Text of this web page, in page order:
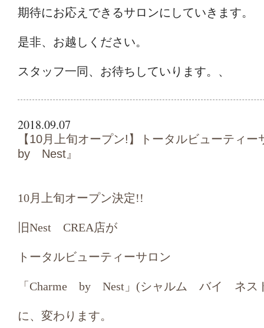
期待にお応えできるサロンにしていきます。
是非、お越しください。
スタッフ一同、お待ちしていります。、
2018.09.07
【10月上旬オープン!】トータルビューティ
by Nest』
10月上旬オープン決定!!
旧Nest CREA店が
トータルビューティーサロン
「 Charme by Nest 」(シャルム バイ ネス
に、変わります。